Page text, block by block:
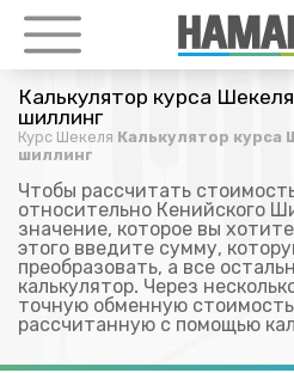
Калькулятор курса
шиллинг
Курс Шекеля Калькулятор курса
шиллинг
Чтобы рассчитать
относительно Кенийского
значение, которое вы
этого введите сумму,
преобразовать, а все
калькулятор. Через
точную обменную
рассчитанную с помощью